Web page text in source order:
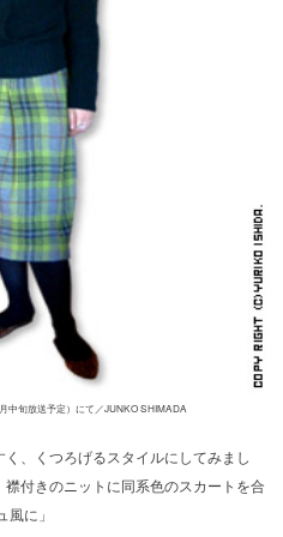
中旬放送予定）にて／JUNKO SHIMADA
く、くつろげるスタイルにしてみまし
付きのニットに同系色のスカートを合
に」